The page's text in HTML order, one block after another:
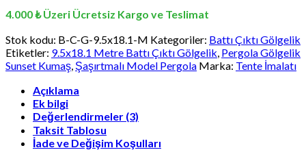
Çıktı
Pergola
Gölgelik
Sunset
Şaşırtmalı
Model
Pergola
adet
4.000 ₺ Üzeri Ücretsiz Kargo ve Teslimat
Stok kodu: B-C-G-9.5x18.1-M Kategoriler: Battı Çıktı Gölgelik
Etiketler: 9.5x18.1 Metre Battı Çıktı Gölgelik, Pergola Gölgelik
Sunset Kumaş, Şaşırtmalı Model Pergola Marka: Tente İmalatı
Açıklama
Ek bilgi
Değerlendirmeler (3)
Taksit Tablosu
İade ve Değişim Koşulları